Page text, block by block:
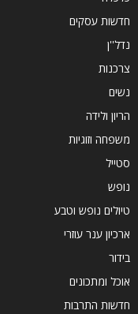
חדשות עסקים
נדל''ן
צרכנות
נשים
הריון ולידה
משפחה וזוגיות
סטייל
נופש
טיולים נופש וטבע
ארכיון ענר עוזרי
בידור
אוכל ומתכונים
חדשות התרבות